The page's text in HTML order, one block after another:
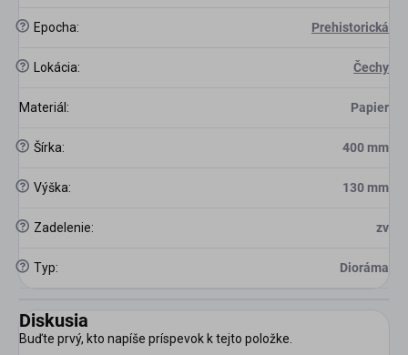
? Epocha: Prehistorická
? Lokácia: Čechy
Materiál : Papier
? Šírka: 400 mm
? Výška: 130 mm
? Zadelenie: zv
? Typ: Dioráma
Diskusia
Buďte prvý, kto napíše príspevok k tejto položke.